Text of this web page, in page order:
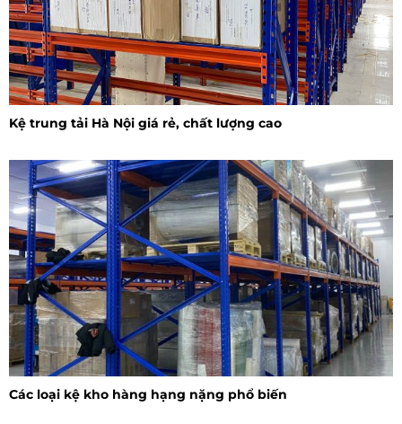
Kệ trung tải Hà Nội giá rẻ, chất lượng cao
Các loại kệ kho hàng hạng nặng phổ biến